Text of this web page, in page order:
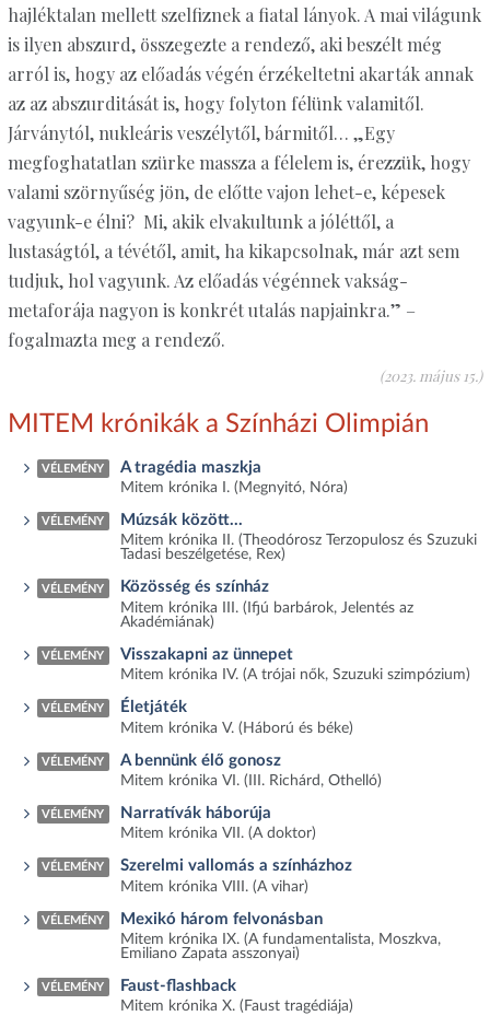
hajléktalan mellett szelfiznek a fiatal lányok. A mai világunk
is ilyen abszurd, összegezte a rendező, aki beszélt még
arról is, hogy az előadás végén érzékeltetni akarták annak
az az abszurditását is, hogy folyton félünk valamitől.
Járványtól, nukleáris veszélytől, bármitől… „Egy
megfoghatatlan szürke massza a félelem is, érezzük, hogy
valami szörnyűség jön, de előtte vajon lehet-e, képesek
vagyunk-e élni? Mi, akik elvakultunk a jóléttől, a
lustaságtól, a tévétől, amit, ha kikapcsolnak, már azt sem
tudjuk, hol vagyunk. Az előadás végénnek vakság-
metaforája nagyon is konkrét utalás napjainkra.” –
fogalmazta meg a rendező.
(2023. május 15.)
MITEM krónikák a Színházi Olimpián
VÉLEMÉNY A tragédia maszkja
Mitem krónika I. (Megnyitó, Nóra)
VÉLEMÉNY Múzsák között...
Mitem krónika II. (Theodórosz Terzopulosz és Szuzuki
Tadasi beszélgetése, Rex)
VÉLEMÉNY Közösség és színház
Mitem krónika III. (Ifjú barbárok, Jelentés az
Akadémiának)
VÉLEMÉNY Visszakapni az ünnepet
Mitem krónika IV. (A trójai nők, Szuzuki szimpózium)
VÉLEMÉNY Életjáték
Mitem krónika V. (Háború és béke)
VÉLEMÉNY A bennünk élő gonosz
Mitem krónika VI. (III. Richárd, Othelló)
VÉLEMÉNY Narratívák háborúja
Mitem krónika VII. (A doktor)
VÉLEMÉNY Szerelmi vallomás a színházhoz
Mitem krónika VIII. (A vihar)
VÉLEMÉNY Mexikó három felvonásban
Mitem krónika IX. (A fundamentalista, Moszkva,
Emiliano Zapata asszonyai)
VÉLEMÉNY Faust-flashback
Mitem krónika X. (Faust tragédiája)